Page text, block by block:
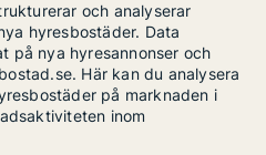
och analyserar
hyresbostäder. Data
på nya hyresannonser och
Här kan du analysera
på marknaden i
inom